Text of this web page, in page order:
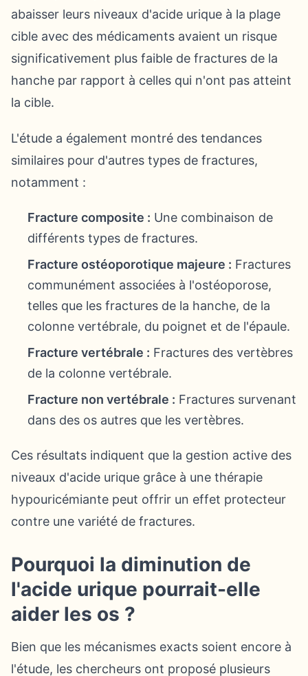
abaisser leurs niveaux d'acide urique à la plage
cible avec des médicaments avaient un risque
significativement plus faible de fractures de la
hanche par rapport à celles qui n'ont pas atteint
la cible.
L'étude a également montré des tendances
similaires pour d'autres types de fractures,
notamment :
Fracture composite : Une combinaison de
différents types de fractures.
Fracture ostéoporotique majeure : Fractures
communément associées à l'ostéoporose,
telles que les fractures de la hanche, de la
colonne vertébrale, du poignet et de l'épaule.
Fracture vertébrale : Fractures des vertèbres
de la colonne vertébrale.
Fracture non vertébrale : Fractures survenant
dans des os autres que les vertèbres.
Ces résultats indiquent que la gestion active des
niveaux d'acide urique grâce à une thérapie
hypouricémiante peut offrir un effet protecteur
contre une variété de fractures.
Pourquoi la diminution de
l'acide urique pourrait-elle
aider les os ?
Bien que les mécanismes exacts soient encore à
l'étude, les chercheurs ont proposé plusieurs